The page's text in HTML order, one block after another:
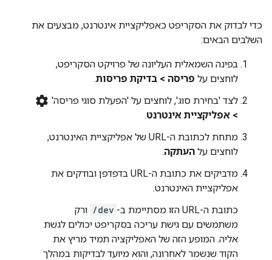
כדי לבדוק את הסקריפט כאפליקציית אינטרנט, מבצעים את
השלבים הבאים:
בפינה השמאלית העליונה של פרויקט הסקריפט,
לוחצים על פריסה > בדיקת פריסות.
לצד 'בחירת סוג', לוחצים על 'הפעלת סוגי פריסה' settings
> אפליקציית אינטרנט.
מתחת לכתובת ה-URL של אפליקציית האינטרנט,
לוחצים על העתקה.
מדביקים את כתובת ה-URL בדפדפן ובודקים את
אפליקציית האינטרנט.
כתובת ה-URL הזו מסתיימת ב-
/dev ורק
משתמשים עם גישת עריכה בסקריפט יכולים לגשת
אליה. המופע הזה של האפליקציה תמיד מריץ את
הקוד שנשמר לאחרונה, והוא מיועד לבדיקות במהלך